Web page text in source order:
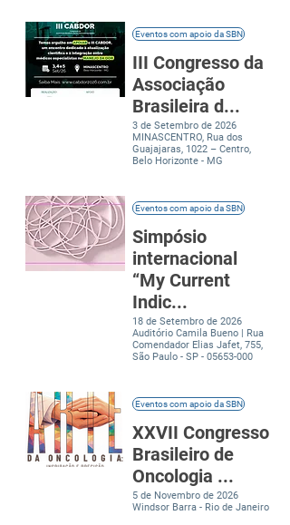
Eventos com apoio da SBN
III Congresso da
Associação
Brasileira d...
3 de Setembro de 2026
MINASCENTRO, Rua dos
Guajajaras, 1022 – Centro,
Belo Horizonte - MG
Eventos com apoio da SBN
Simpósio
internacional
“My Current
Indic...
18 de Setembro de 2026
Auditório Camila Bueno | Rua
Comendador Elias Jafet, 755,
São Paulo - SP - 05653-000
Eventos com apoio da SBN
XXVII Congresso
Brasileiro de
Oncologia ...
5 de Novembro de 2026
Windsor Barra - Rio de Janeiro